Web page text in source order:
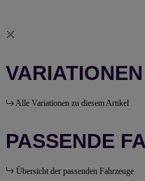
VARIATIONEN
Alle Variationen zu diesem Artikel
PASSENDE
Übersicht der passenden Fahrzeuge